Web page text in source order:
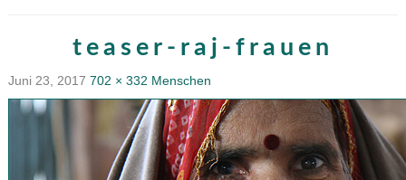
teaser-raj-frauen
Juni 23, 2017 702 × 332 Menschen